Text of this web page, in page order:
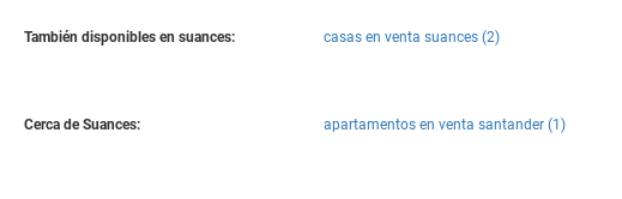
También disponibles en suances: casas en venta suances (2)
Cerca de Suances: apartamentos en venta santander (1)